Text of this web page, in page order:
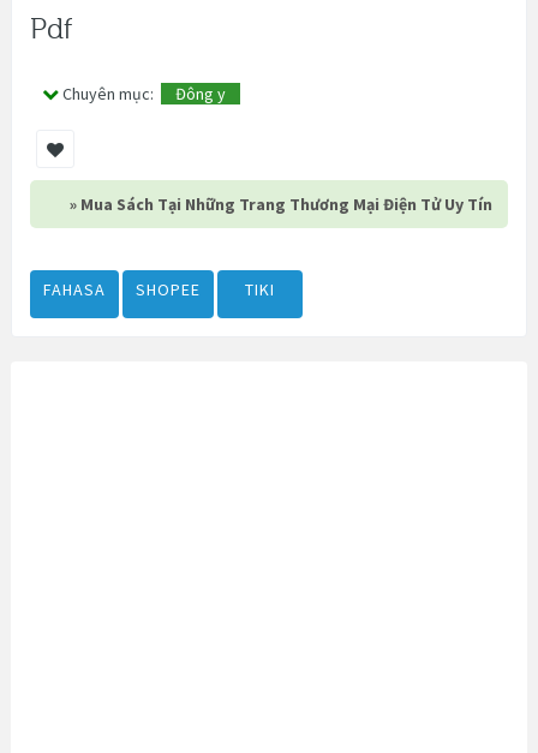
Pdf
Chuyên mục: Đông y
» Mua Sách Tại Những Trang Thương Mại Điện Tử Uy Tín
FAHASA SHOPEE TIKI